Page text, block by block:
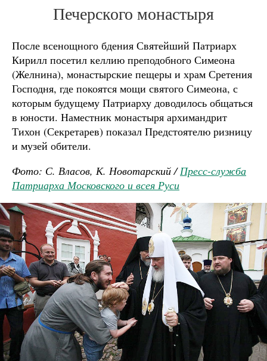
Печерского монастыря
После всенощного бдения Святейший Патриарх
Кирилл посетил келлию преподобного Симеона
(Желнина), монастырские пещеры и храм Сретения
Господня, где покоятся мощи святого Симеона, с
которым будущему Патриарху доводилось общаться
в юности. Наместник монастыря архимандрит
Тихон (Секретарев) показал Предстоятелю ризницу
и музей обители.
Фото: С. Власов, К. Новотарский /Пресс-служба
Патриарха Московского и всея Руси